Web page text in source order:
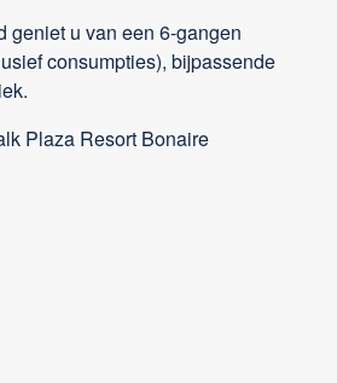
geniet u van een 6-gangen
consumpties), bijpassende
Plaza Resort Bonaire